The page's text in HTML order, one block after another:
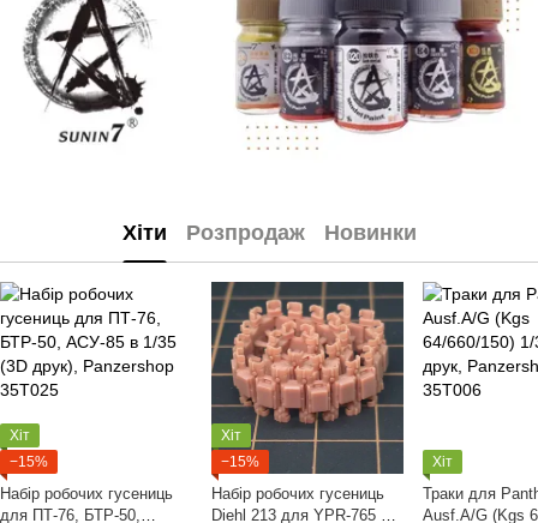
Хіти Розпродаж Новинки
Хіт
−15%
Набір робочих гусениць
для ПТ-76, БТР-50,
Хіт
−15%
Набір робочих гусениць
Diehl 213 для YPR-765 у
Хіт
Траки для
Ausf.A/G (Kgs